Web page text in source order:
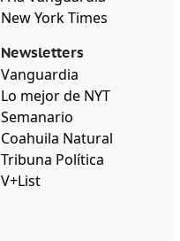
New York Times
Newsletters
Vanguardia
Lo mejor de NYT
Semanario
Coahuila Natural
Tribuna Política
V+List